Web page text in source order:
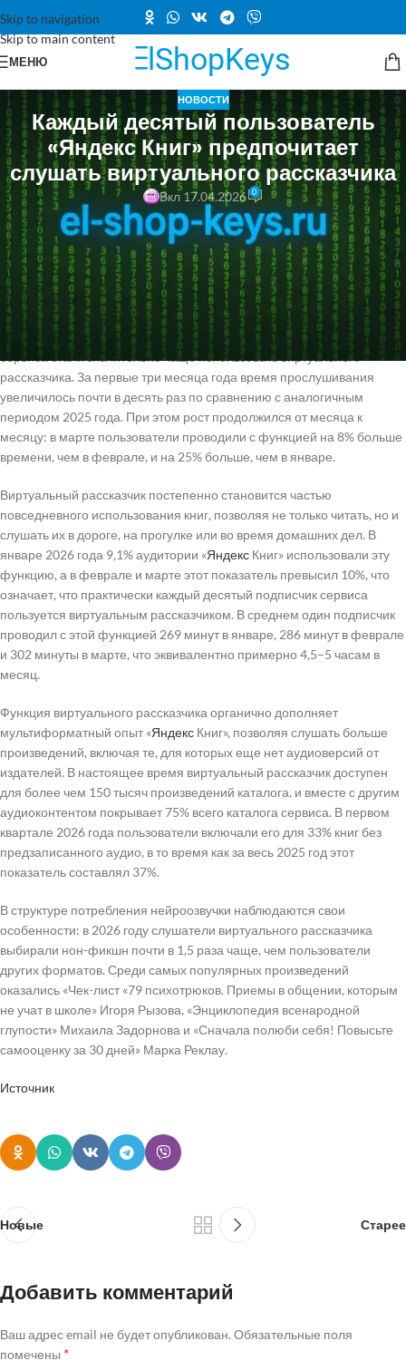
Skip to navigation
Skip to main content
МЕНЮ
НОВОСТИ
Каждый десятый пользователь
«Яндекс Книг» предпочитает
слушать виртуального рассказчика
Вкл 17.04.2026 0
Сервис «Яндекс Книги» представил данные о применении функции
виртуального рассказчика, которая позволяет озвучивать книги с
помощью нейросети, даже если у них нет предзаписанных
аудиоверсий от издателей. В среднем пользователи проводят с этой
функцией до пяти часов в месяц. Это новшество делает доступными
книги для людей с нарушениями зрения. Как сообщили
представители «Яндекса» CNews, в начале 2026 года подписчики
сервиса стали значительно чаще использовать виртуального
рассказчика. За первые три месяца года время прослушивания
увеличилось почти в десять раз по сравнению с аналогичным
периодом 2025 года. При этом рост продолжился от месяца к
месяцу: в марте пользователи проводили с функцией на 8% больше
времени, чем в феврале, и на 25% больше, чем в январе.
Виртуальный рассказчик постепенно становится частью
повседневного использования книг, позволяя не только читать, но и
слушать их в дороге, на прогулке или во время домашних дел. В
январе 2026 года 9,1% аудитории «Яндекс Книг» использовали эту
функцию, а в феврале и марте этот показатель превысил 10%, что
означает, что практически каждый десятый подписчик сервиса
пользуется виртуальным рассказчиком. В среднем один подписчик
проводил с этой функцией 269 минут в январе, 286 минут в феврале
и 302 минуты в марте, что эквивалентно примерно 4,5–5 часам в
месяц.
Функция виртуального рассказчика органично дополняет
мультиформатный опыт «Яндекс Книг», позволяя слушать больше
произведений, включая те, для которых еще нет аудиоверсий от
издателей. В настоящее время виртуальный рассказчик доступен
для более чем 150 тысяч произведений каталога, и вместе с другим
аудиоконтентом покрывает 75% всего каталога сервиса. В первом
квартале 2026 года пользователи включали его для 33% книг без
предзаписанного аудио, в то время как за весь 2025 год этот
показатель составлял 37%.
В структуре потребления нейроозвучки наблюдаются свои
особенности: в 2026 году слушатели виртуального рассказчика
выбирали нон-фикшн почти в 1,5 раза чаще, чем пользователи
других форматов. Среди самых популярных произведений
оказались «Чек-лист «79 психотрюков. Приемы в общении, которым
не учат в школе» Игоря Рызова, «Энциклопедия всенародной
глупости» Михаила Задорнова и «Сначала полюби себя! Повысьте
самооценку за 30 дней» Марка Реклау.
Источник
Новые Старее
Добавить комментарий
Ваш адрес email не будет опубликован. Обязательные поля
помечены *